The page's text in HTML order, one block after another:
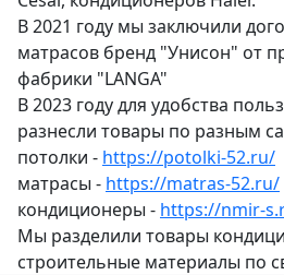
В 2021 году мы заключили
матрасов бренд "Унисон" от
фабрики "LANGA"
В 2023 году для удобства
разнесли товары по разным
потолки - https://potolki-52.ru/
матрасы - https://matras-52.ru/
кондиционеры - https://nmir-
Мы разделили товары
строительные материалы по